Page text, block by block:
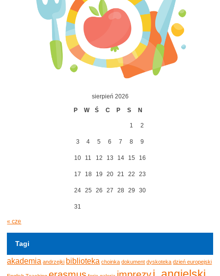
sierpień 2026
P
W Ś C P S N
1 2
3 4 5 6 7 8 9
10 11 12 13 14 15 16
17 18 19 20 21 22 23
24 25 26 27 28 29 30
31
« cze
Tagi
akademia andrzejki biblioteka choinka dokument dyskoteka dzień europejski